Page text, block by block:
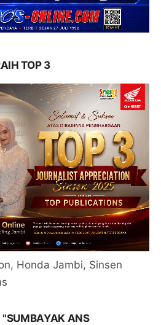
TOP 3
Honda Jambi, Sinsen
"SUMBAYAK ANS